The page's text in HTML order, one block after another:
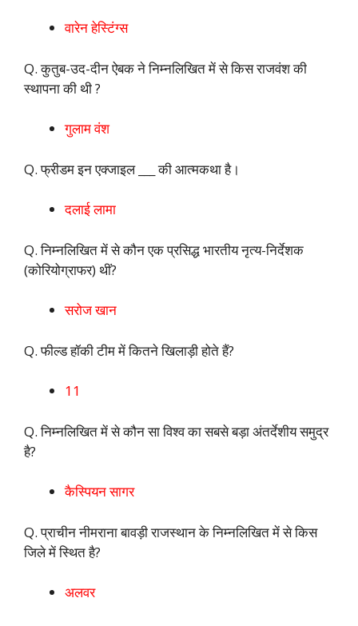
वारेन हेस्टिंग्स
Q. कुतुब-उद-दीन ऐबक ने निम्नलिखित में से किस राजवंश की
स्थापना की थी ?
गुलाम वंश
Q. फ्रीडम इन एक्जाइल ___ की आत्मकथा है।
दलाई लामा
Q. निम्नलिखित में से कौन एक प्रसिद्ध भारतीय नृत्य-निर्देशक
(कोरियोग्राफर) थीं?
सरोज खान
Q. फील्ड हॉकी टीम में कितने खिलाड़ी होते हैं?
11
Q. निम्नलिखित में से कौन सा विश्व का सबसे बड़ा अंतर्देशीय समुद्र
है?
कैस्पियन सागर
Q. प्राचीन नीमराना बावड़ी राजस्थान के निम्नलिखित में से किस
जिले में स्थित है?
अलवर